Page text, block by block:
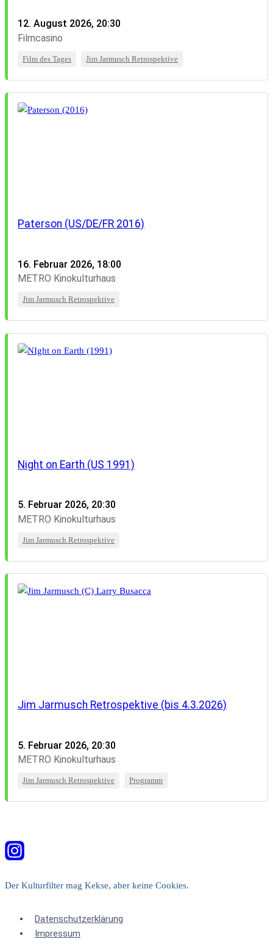
12. August 2026, 20:30
Filmcasino
Film des Tages Jim Jarmusch Retrospektive
Paterson (US/DE/FR 2016)
16. Februar 2026, 18:00
METRO Kinokulturhaus
Jim Jarmusch Retrospektive
Night on Earth (US 1991)
5. Februar 2026, 20:30
METRO Kinokulturhaus
Jim Jarmusch Retrospektive
Jim Jarmusch Retrospektive (bis 4.3.2026)
5. Februar 2026, 20:30
METRO Kinokulturhaus
Jim Jarmusch Retrospektive Programm
Der Kulturfilter mag Kekse, aber keine Cookies.
Datenschutzerklärung
Impressum